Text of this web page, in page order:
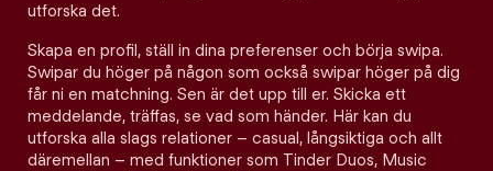
utforska det.
Skapa en profil, ställ in dina preferenser och börja swipa.
Swipar du höger på någon som också swipar höger på dig
får ni en matchning. Sen är det upp till er. Skicka ett
meddelande, träffas, se vad som händer. Här kan du
utforska alla slags relationer – casual, långsiktiga och allt
däremellan – med funktioner som Tinder Duos, Music